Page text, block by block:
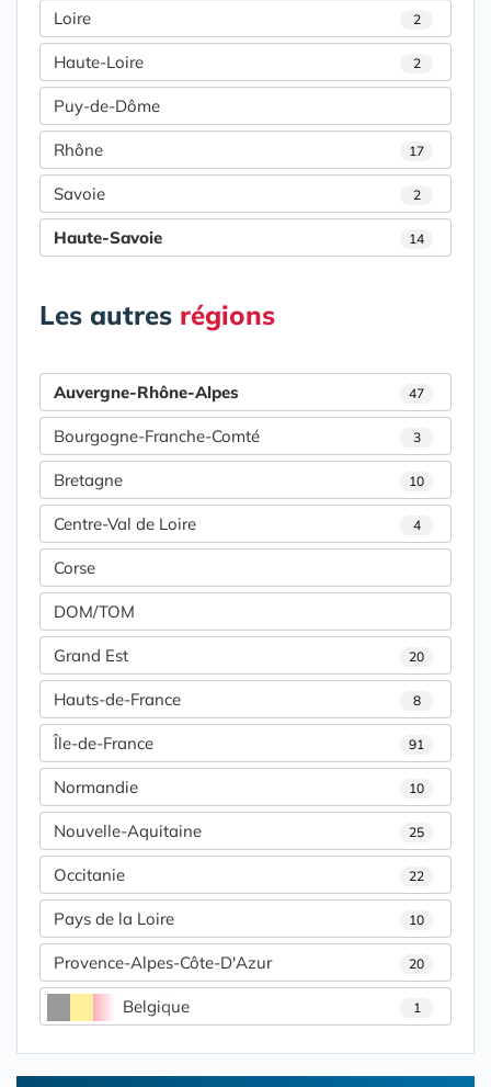
Loire 2
Haute-Loire 2
Puy-de-Dôme
Rhône 17
Savoie 2
Haute-Savoie 14
Les autres régions
Auvergne-Rhône-Alpes 47
Bourgogne-Franche-Comté 3
Bretagne 10
Centre-Val de Loire 4
Corse
DOM/TOM
Grand Est 20
Hauts-de-France 8
Île-de-France 91
Normandie 10
Nouvelle-Aquitaine 25
Occitanie 22
Pays de la Loire 10
Provence-Alpes-Côte-D'Azur 20
Belgique 1